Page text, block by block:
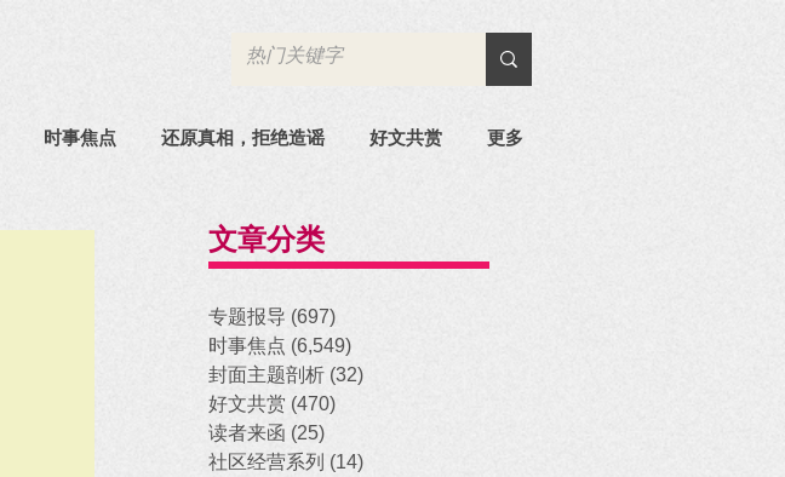
时事焦点 还原真相，拒绝造谣 好文共赏 更多
文章分类
专题报导 (697)
时事焦点 (6,549)
封面主题剖析 (32)
好文共赏 (470)
读者来函 (25)
社区经营系列 (14)